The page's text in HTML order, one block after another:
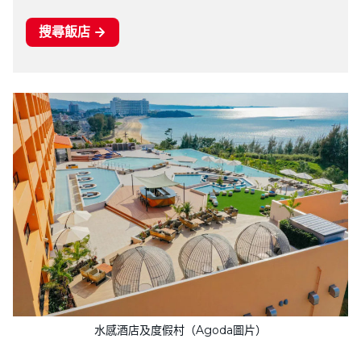
水感酒店及度假村（Agoda圖片）